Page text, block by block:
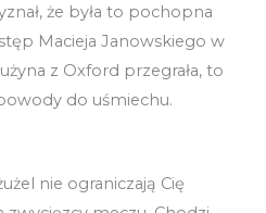
że była to pochopna
Macieja Janowskiego w
z Oxford przegrała, to
do uśmiechu.
nie ograniczają Cię